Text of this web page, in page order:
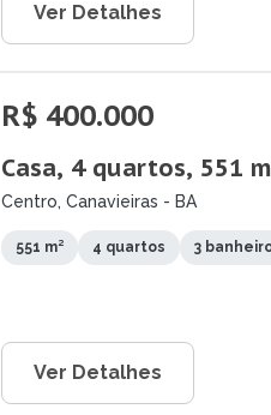
Ver Detalhes
R$ 400.000
Casa, 4 quartos, 551
Centro, Canavieiras - BA
551 m² 4 quartos 3
Ver Detalhes